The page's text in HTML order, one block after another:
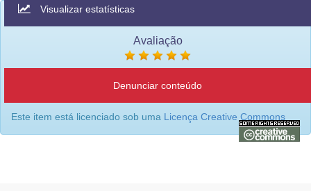
Visualizar estatísticas
Avaliação
Denunciar conteúdo
Este item está licenciado sob uma Licença Creative Commons